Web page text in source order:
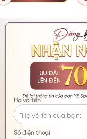
Họ và tên
Số điện thoại